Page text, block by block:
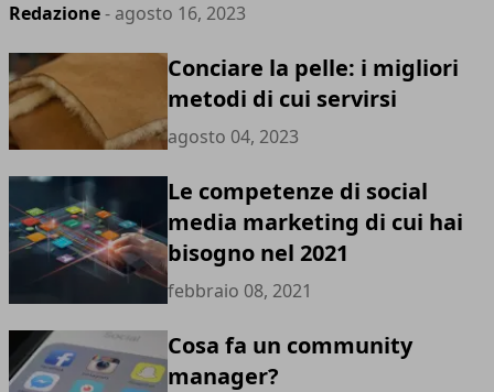
Redazione- agosto 16, 2023
Conciare la pelle: i migliori
metodi di cui servirsi
agosto 04, 2023
Le competenze di social
media marketing di cui hai
bisogno nel 2021
febbraio 08, 2021
Cosa fa un community
manager?